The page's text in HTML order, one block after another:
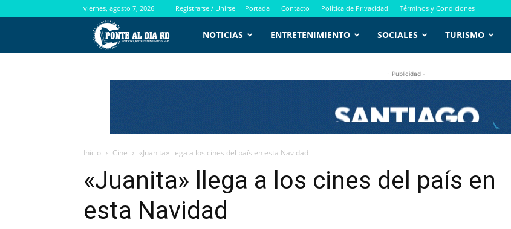
viernes, agosto 7, 2026 Registrarse / Unirse Portada Contacto Política de Privacidad Términos y Condiciones
PontealdiaRD.com
NOTICIAS ENTRETENIMIENTO SOCIALES TURISMO
- Publicidad -
Inicio Cine «Juanita» llega a los cines del país en esta Navidad
«Juanita» llega a los cines del país en
esta Navidad